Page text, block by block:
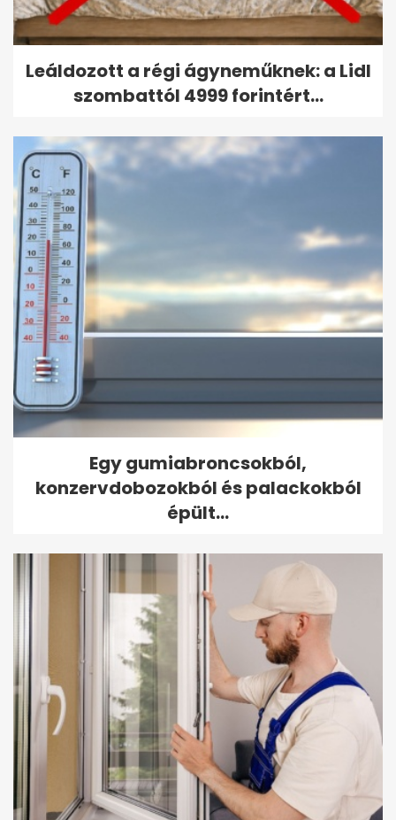
Leáldozott a régi ágyneműknek: a Lidl
szombattól 4999 forintért...
Egy gumiabroncsokból,
konzervdobozokból és palackokból
épült...